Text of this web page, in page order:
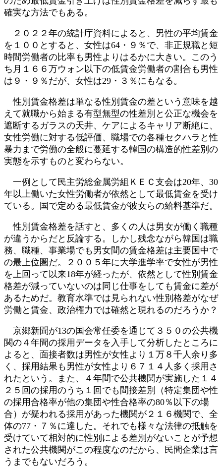
確実な方法でもある。
２０２２年の統計庁資料によると、男性の平均賃金
を１００とすると、女性は64・９％で、非正規職と短
時間労働者の比率も男性よりはるかに大きい。このう
ち月１６６万ウォン以下の低賃金労働者の割合も男性
は９・９％だが、女性は29・３％にもなる。
性別賃金格差は単なる性別賃金の差という意味を越
えて就職から始まる有型無型の性差別と公正な機会を
遮断するガラスの天井、ケアによるキャリア断絶に、
女性労働に対する低評価、職場での各種セクハラと性
暴力まで労働の全般に蔓延する韓国の構造的性差別の
実態を示すものと変わらない。
一例として民主労総金属労組ＫＥＣ支会は20年、30
年以上働いた女性労働者が依然として最低賃金を受け
ている。国で定める最低賃金が彼女らの給料基準だ。
性別賃金格差を話すと、多くの人は男女が働く職種
が違うからだと反論する。しかし残念ながら韓国は職
務、職種、事業場でも男女間の賃金格差は主要国中で
の最上位圏だ。２００５年に大学進学率で女性が男性
を上回って以来18年が経ったが、依然として性別賃金
格差が減っていないのは同じ仕事をしても賃金に差が
あるためだ。教育水準では見られない性別格差がなぜ
労働と賃金、政治権力では確然と現れるのだろうか？
京郷新聞が13の国会常任委を通じて３５０の公共機
関の４年間の採用データを入手して分析したところに
よると、面接者数は男性が女性より１万８千人余り多
く、採用結果も男性が女性より６７１４人多く採用さ
れたという。また、４年間で公共機関が実施した１４
２５回の採用のうち１回でも間接差別（特定集団や性
の採用合格率が他の集団や性合格率の80％以下の場
合）が疑われる採用があった機関が２１６機関で、全
体の77・７％に達した。それでも様々な法律の抵触を
受けていて相対的に性別による差別がないことが予想
された公共機関がこの程度なのだから、民間企業は言
うまでもないだろう。